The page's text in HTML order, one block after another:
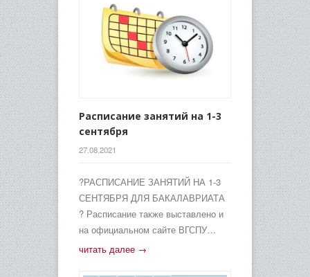
Расписание занятий на 1-3
сентября
27.08.2021
?РАСПИСАНИЕ ЗАНЯТИЙ НА 1-3
СЕНТЯБРЯ ДЛЯ БАКАЛАВРИАТА
? Расписание также выставлено и
на официальном сайте ВГСПУ…
читать далее →